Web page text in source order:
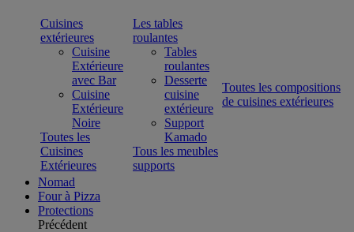
Cuisines
extérieures
Cuisine
Extérieure
avec Bar
Cuisine
Extérieure
Noire
Toutes les
Cuisines
Extérieures
Les tables
roulantes
Tables
roulantes
Desserte
cuisine
extérieure
Support
Kamado
Tous les meubles
supports
Toutes les compositions
de cuisines extérieures
Nomad
Four à Pizza
Protections
Précédent